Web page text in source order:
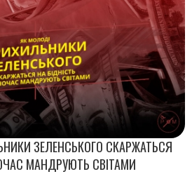
ЗЕЛЕНСЬКОГО СКАРЖАТЬСЯ
МАНДРУЮТЬ СВІТАМИ